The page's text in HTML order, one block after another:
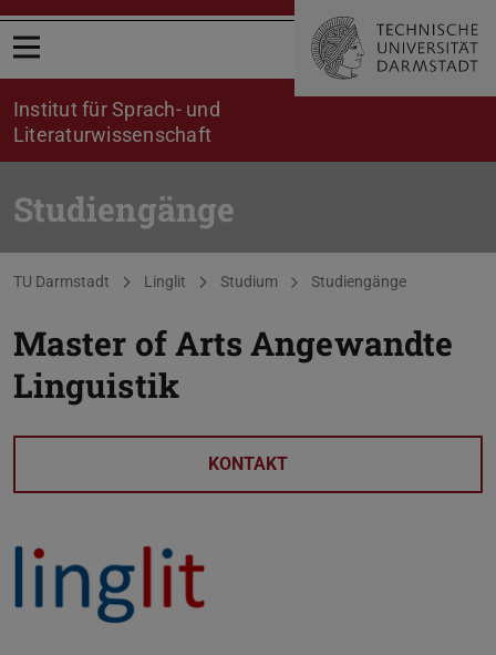
Menü öffnen
Institut für Sprach- und
Literaturwissenschaft
Studiengänge
Sie befinden sich hier:
TU Darmstadt Linglit Studium Studiengänge
Master of Arts Angewandte
Linguistik
KONTAKT